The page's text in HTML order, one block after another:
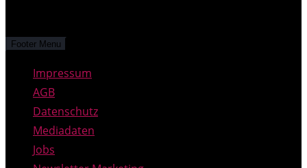
Footer Menu
Impressum
AGB
Datenschutz
Mediadaten
Jobs